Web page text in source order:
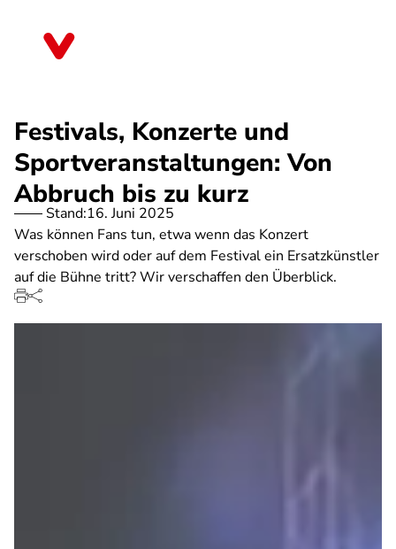
Festivals, Konzerte und
Sportveranstaltungen: Von
Abbruch bis zu kurz
Stand:16. Juni 2025
Was können Fans tun, etwa wenn das Konzert
verschoben wird oder auf dem Festival ein Ersatzkünstler
auf die Bühne tritt? Wir verschaffen den Überblick.